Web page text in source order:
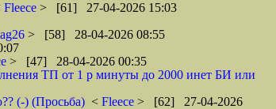
Fleece > [61] 27-04-2026 15:03
ag26 > [58] 28-04-2026 08:55
> [47] 28-04-2026 00:35
ТП от 1 р минуты до 2000 инет БИ или
(-) (Просьба) < Fleece > [62] 27-04-2026